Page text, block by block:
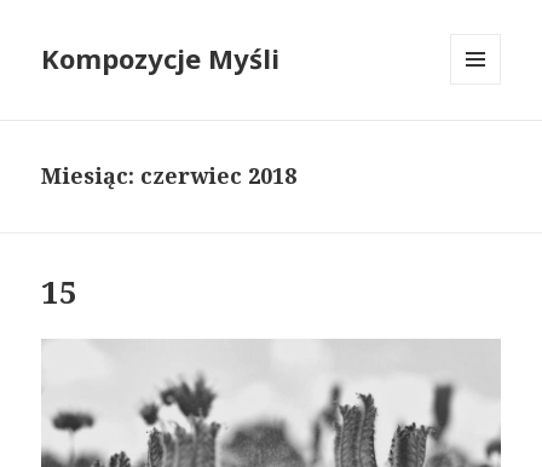
Kompozycje Myśli
Miesiąc: czerwiec 2018
15